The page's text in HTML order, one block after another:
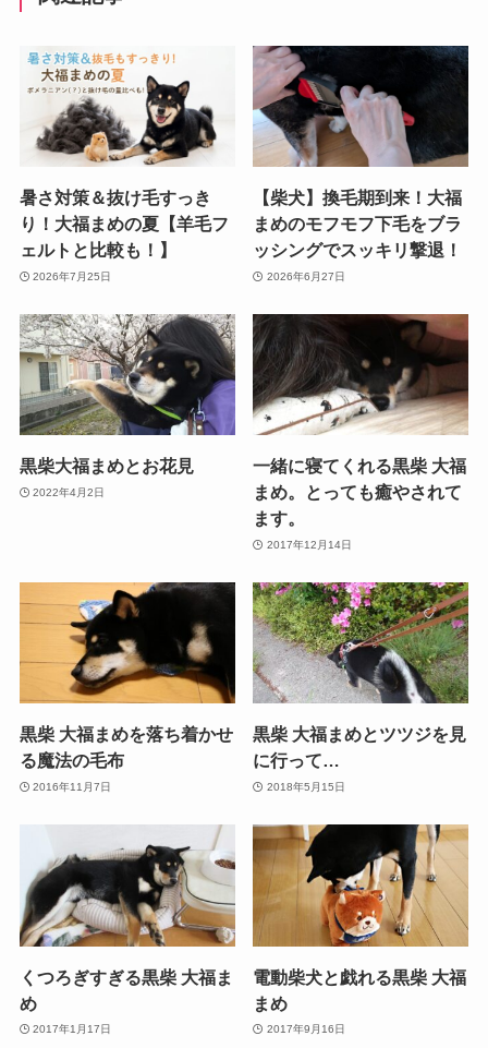
暑さ対策＆抜け毛すっき
り！大福まめの夏【羊毛フ
ェルトと比較も！】
2026年7月25日
【柴犬】換毛期到来！大福
まめのモフモフ下毛をブラ
ッシングでスッキリ撃退！
2026年6月27日
黒柴大福まめとお花見
2022年4月2日
一緒に寝てくれる黒柴 大福
まめ。とっても癒やされて
ます。
2017年12月14日
黒柴 大福まめを落ち着かせ
る魔法の毛布
2016年11月7日
黒柴 大福まめとツツジを見
に行って…
2018年5月15日
くつろぎすぎる黒柴 大福ま
め
2017年1月17日
電動柴犬と戯れる黒柴 大福
まめ
2017年9月16日